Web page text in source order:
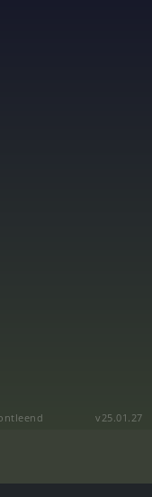
v25.01.27